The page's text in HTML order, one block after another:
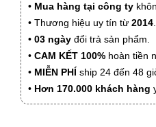
• Mua hàng tại công ty
• Thương hiệu uy tín từ 2014.
• 03 ngày đổi trả sản phẩm.
• CAM KẾT 100% hoàn tiền
• MIỄN PHÍ ship 24 đến 48
• Hơn 170.000 khách hàng